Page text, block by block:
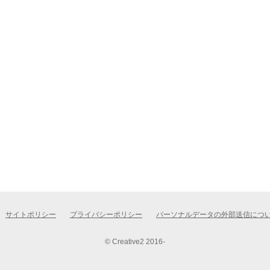
サイトポリシー プライバシーポリシー パーソナルデータの外部送信につ
© Creative2 2016-